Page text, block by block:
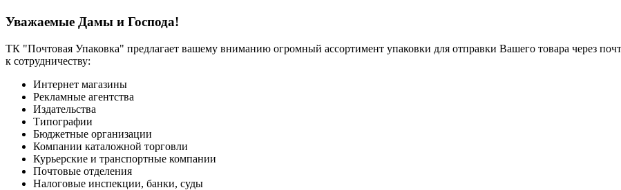
Уважаемые Дамы и Господа!
ТК "Почтовая Упаковка" предлагает вашему вниманию огромный ассортимент упаковки для отправки Вашего товара через
к сотрудничеству:
Интернет магазины
Рекламные агентства
Издательства
Типографии
Бюджетные организации
Компании каталожной торговли
Курьерские и транспортные компании
Почтовые отделения
Налоговые инспекции, банки, суды